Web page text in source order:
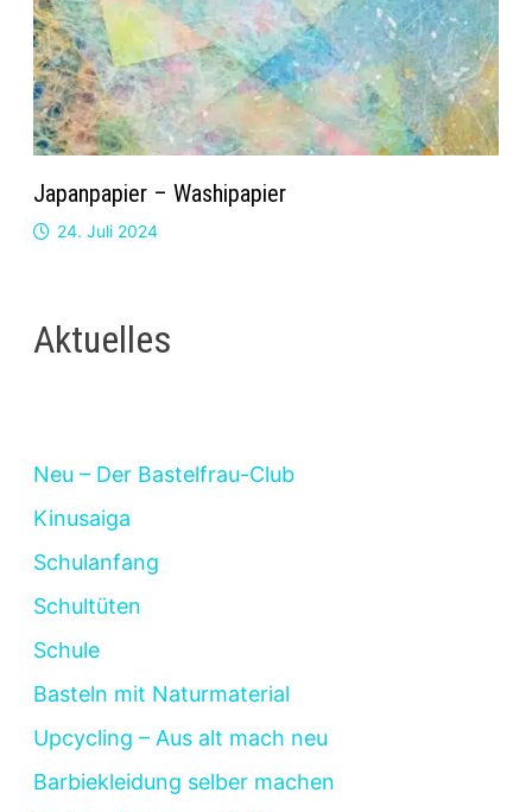
Japanpapier – Washipapier
24. Juli 2024
Aktuelles
Neu – Der Bastelfrau-Club
Kinusaiga
Schulanfang
Schultüten
Schule
Basteln mit Naturmaterial
Upcycling – Aus alt mach neu
Barbiekleidung selber machen